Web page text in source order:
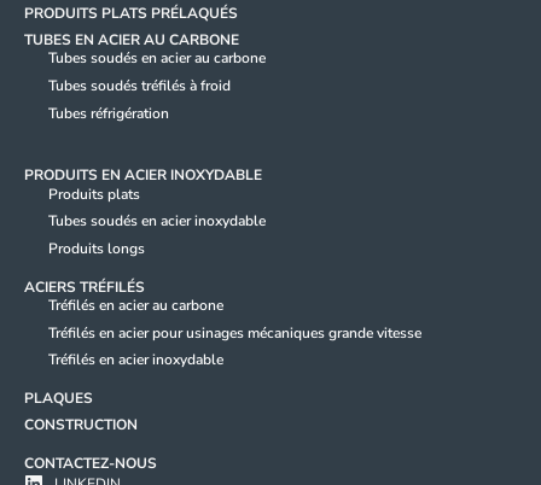
PRODUITS PLATS PRÉLAQUÉS
TUBES EN ACIER AU CARBONE
Tubes soudés en acier au carbone
Tubes soudés tréfilés à froid
Tubes réfrigération
PRODUITS EN ACIER INOXYDABLE
Produits plats
Tubes soudés en acier inoxydable
Produits longs
ACIERS TRÉFILÉS
Tréfilés en acier au carbone
Tréfilés en acier pour usinages mécaniques grande vitesse
Tréfilés en acier inoxydable
PLAQUES
CONSTRUCTION
CONTACTEZ-NOUS